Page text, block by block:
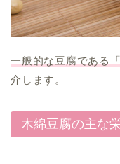
一般的な豆腐である
介します。
木綿豆腐の主な